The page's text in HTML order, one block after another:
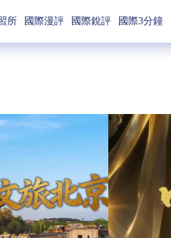
所 國際漫評 國際銳評 國際3分鐘